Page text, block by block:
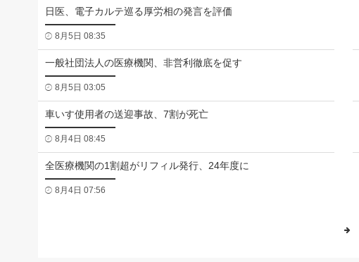
日医、電子カルテ巡る厚労相の発言を評価
8月5日 08:35
一般社団法人の医療機関、非営利徹底を促す
8月5日 03:05
車いす使用者の送迎事故、7割が死亡
8月4日 08:45
全医療機関の1割超がリフィル発行、24年度に
8月4日 07:56